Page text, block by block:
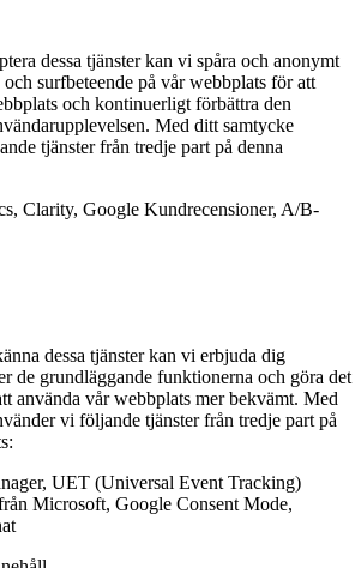
dessa tjänster kan vi spåra och anonymt
surfbeteende på vår webbplats för att
och kontinuerligt förbättra den
Med ditt samtycke
tjänster från tredje part på denna
Clarity, Google Kundrecensioner, A/B-
dessa tjänster kan vi erbjuda dig
de grundläggande funktionerna och göra det
använda vår webbplats mer bekvämt. Med
vi följande tjänster från tredje part på
UET (Universal Event Tracking)
Microsoft, Google Consent Mode,